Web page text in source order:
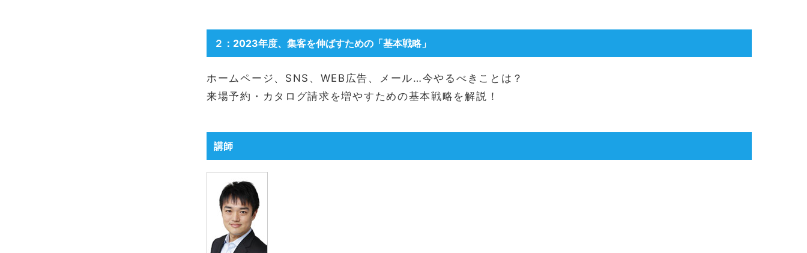
２：2023年度、集客を伸ばすための「基本戦略」
ホームページ、SNS、WEB広告、メール…今やるべきことは？
来場予約・カタログ請求を増やすための基本戦略を解説！
講師